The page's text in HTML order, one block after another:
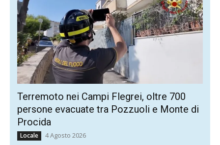
Terremoto nei Campi Flegrei, oltre 700
persone evacuate tra Pozzuoli e Monte di
Procida
Locale 4 Agosto 2026